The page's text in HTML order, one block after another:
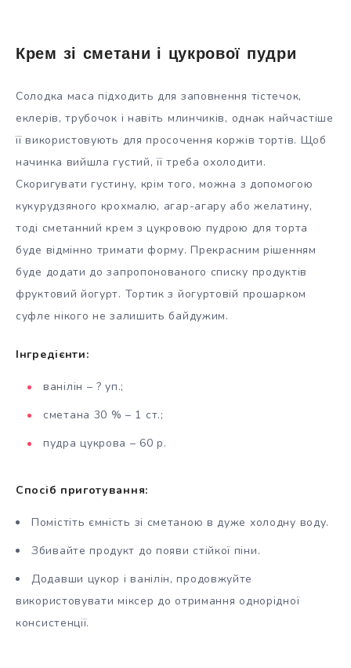
Крем зі сметани і цукрової пудри
Солодка маса підходить для заповнення тістечок,
еклерів, трубочок і навіть млинчиків, однак найчастіше
її використовують для просочення коржів тортів. Щоб
начинка вийшла густий, її треба охолодити.
Скоригувати густину, крім того, можна з допомогою
кукурудзяного крохмалю, агар-агару або желатину,
тоді сметанний крем з цукровою пудрою для торта
буде відмінно тримати форму. Прекрасним рішенням
буде додати до запропонованого списку продуктів
фруктовий йогурт. Тортик з йогуртовій прошарком
суфле нікого не залишить байдужим.
Інгредієнти:
ванілін – ? уп.;
сметана 30 % – 1 ст.;
пудра цукрова – 60 р.
Спосіб приготування:
Помістіть ємність зі сметаною в дуже холодну воду.
Збивайте продукт до появи стійкої піни.
Додавши цукор і ванілін, продовжуйте
використовувати міксер до отримання однорідної
консистенції.